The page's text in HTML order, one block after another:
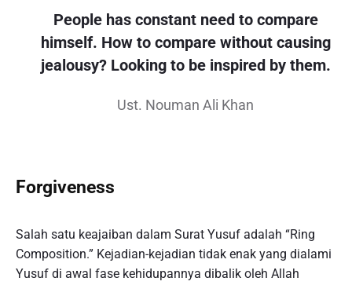
People has constant need to compare
himself. How to compare without causing
jealousy? Looking to be inspired by them.
Ust. Nouman Ali Khan
Forgiveness
Salah satu keajaiban dalam Surat Yusuf adalah “Ring
Composition.” Kejadian-kejadian tidak enak yang dialami
Yusuf di awal fase kehidupannya dibalik oleh Allah